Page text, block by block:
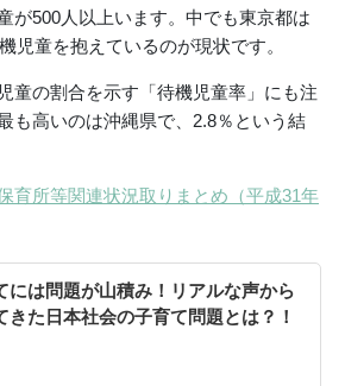
が500人以上います。中でも東京都は
児童を抱えているのが現状です。
童の割合を示す「待機児童率」にも注
も高いのは沖縄県で、2.8％という結
育所等関連状況取りまとめ（平成31年
には問題が山積み！リアルな声から
きた日本社会の子育て問題とは？！